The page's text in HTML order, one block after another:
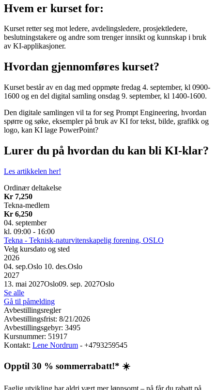
Hvem er kurset for:
Kurset retter seg mot ledere, avdelingsledere, prosjektledere,
beslutningstakere og andre som trenger innsikt og kunnskap i bruk
av KI-applikasjoner.
Hvordan gjennomføres kurset?
Kurset består av en dag med oppmøte fredag 4. september, kl 0900-
1600 og en del digital samling onsdag 9. september, kl 1400-1600.
Den digitale samlingen vil ta for seg Prompt Engineering, hvordan
spørre og søke, eksempler på bruk av KI for tekst, bilde, grafikk og
logo, kan KI lage PowerPoint?
Lurer du på hvordan du kan bli KI-klar?
Les artikkelen her!
Ordinær deltakelse
Kr 7,250
Tekna-medlem
Kr 6,250
04. september
kl. 09:00 - 16:00
Tekna - Teknisk-naturvitenskapelig forening, OSLO
Velg kursdato og sted
2026
04. sep.Oslo 10. des.Oslo
2027
13. mai 2027Oslo09. sep. 2027Oslo
Se alle
Gå til påmelding
Avbestillingsregler
Avbestillingsfrist: 8/21/2026
Avbestillingsgebyr: 3495
Kursnummer: 51917
Kontakt: Lene Nordrum - +4793259545
Opptil 30 % sommerrabatt!* ☀️
Faglig utvikling har aldri vært mer lønnsomt – nå får du rabatt på